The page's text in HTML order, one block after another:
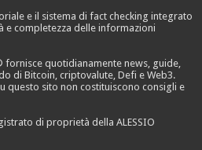
e il sistema di fact checking integrato
e completezza delle informazioni
quotidianamente news, guide,
di Bitcoin, criptovalute, Defi e Web3.
questo sito non costituiscono consigli e
di proprietà della ALESSIO